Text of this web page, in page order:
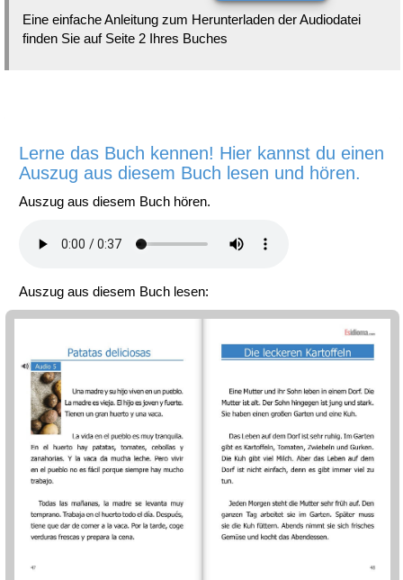
Eine einfache Anleitung zum Herunterladen der Audiodatei
finden Sie auf Seite 2 Ihres Buches
Lerne das Buch kennen! Hier kannst du einen
Auszug aus diesem Buch lesen und hören.
Auszug aus diesem Buch hören.
Auszug aus diesem Buch lesen: